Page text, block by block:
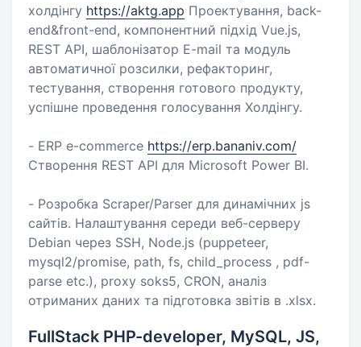
холдінгу https://aktg.app Проектування, back-
end&front-end, компонентний підхід Vue.js,
REST API, шаблонізатор E-mail та модуль
автоматичної розсилки, рефакторинг,
тестування, створення готового продукту,
успішне проведення голосування Холдінгу.
- ERP e-commerce https://erp.bananiv.com/
Створення REST API для Microsoft Power BI.
- Розробка Scraper/Parser для динамічних js
сайтів. Налаштування середи веб-серверу
Debian через SSH, Node.js (puppeteer,
mysql2/promise, path, fs, child_process , pdf-
parse etc.), proxy soks5, CRON, аналіз
отриманих даних та підготовка звітів в .xlsx.
FullStack PHP-developer, MySQL, JS,